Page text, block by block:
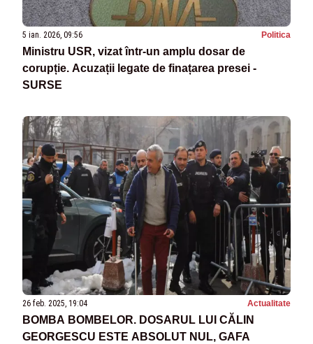
5 ian. 2026, 09:56 Politica
Ministru USR, vizat într-un amplu dosar de
corupție. Acuzații legate de finațarea presei -
SURSE
26 feb. 2025, 19:04 Actualitate
BOMBA BOMBELOR. DOSARUL LUI CĂLIN
GEORGESCU ESTE ABSOLUT NUL, GAFA